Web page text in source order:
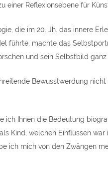
einer Reflexionsebene für
die im 20. Jh. das innere
führte, machte das
und sein Selbstbild ganz
Bewusstwerdung nicht
ich Ihnen die Bedeutung
Kind, welchen Einflüssen
ich mich von den Zwängen